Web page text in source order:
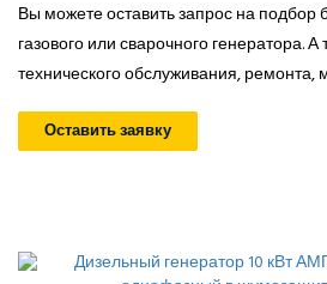
Вы можете оставить запрос на подбор
газового или сварочного генератора. А
технического обслуживания,
Оставить заявку